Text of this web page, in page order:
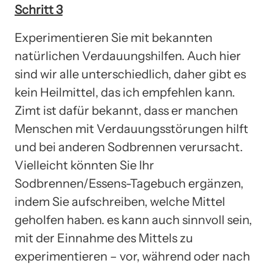
Schritt 3
Experimentieren Sie mit bekannten
natürlichen Verdauungshilfen. Auch hier
sind wir alle unterschiedlich, daher gibt es
kein Heilmittel, das ich empfehlen kann.
Zimt ist dafür bekannt, dass er manchen
Menschen mit Verdauungsstörungen hilft
und bei anderen Sodbrennen verursacht.
Vielleicht könnten Sie Ihr
Sodbrennen/Essens-Tagebuch ergänzen,
indem Sie aufschreiben, welche Mittel
geholfen haben. es kann auch sinnvoll sein,
mit der Einnahme des Mittels zu
experimentieren – vor, während oder nach